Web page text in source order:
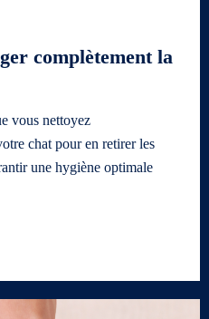
complètement la
vous nettoyez
chat pour en retirer les
une hygiène optimale